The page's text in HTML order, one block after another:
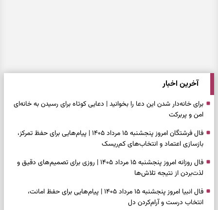
آخرین اخبار
برای خانه‌دار شدن این دعا را بخوانید | دعایی کوتاه برای رسیدن به خانه‌ای
امن و پربرکت
فال فرشتگان امروز پنجشنبه ۱۵ مرداد ۱۴۰۵ | پیام‌هایی برای حفظ تمرکز،
بازسازی اعتماد و انتخاب‌های کم‌ریسک
فال روزانه امروز پنجشنبه ۱۵ مرداد ۱۴۰۵ | روزی برای تصمیم‌های دقیق و
لذت‌بردن از نتیجه تلاش‌ها
فال انبیا امروز پنجشنبه ۱۵ مرداد ۱۴۰۵ | پیام‌هایی برای حفظ امانت،
انتخاب درست و آرام‌کردن دل